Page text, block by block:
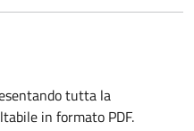
tutta la
in formato PDF.